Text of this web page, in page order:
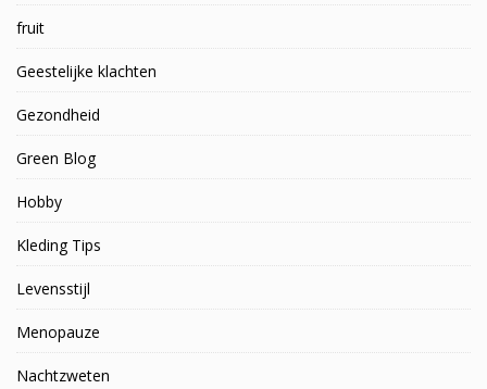
fruit
Geestelijke klachten
Gezondheid
Green Blog
Hobby
Kleding Tips
Levensstijl
Menopauze
Nachtzweten